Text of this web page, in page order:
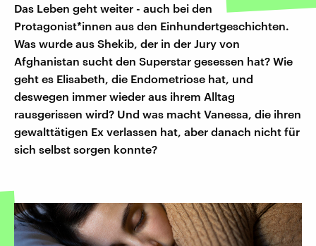
Das Leben geht weiter - auch bei den
Protagonist*innen aus den Einhundertgeschichten.
Was wurde aus Shekib, der in der Jury von
Afghanistan sucht den Superstar gesessen hat? Wie
geht es Elisabeth, die Endometriose hat, und
deswegen immer wieder aus ihrem Alltag
rausgerissen wird? Und was macht Vanessa, die ihren
gewalttätigen Ex verlassen hat, aber danach nicht für
sich selbst sorgen konnte?